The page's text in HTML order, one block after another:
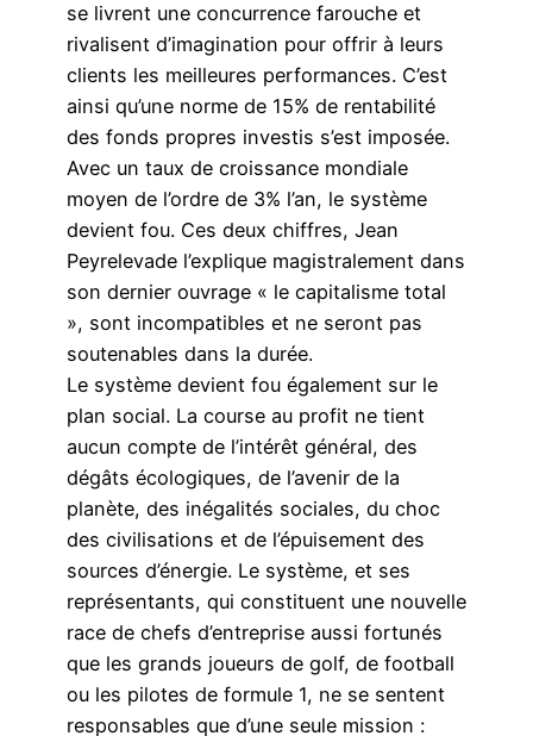
se livrent une concurrence farouche et
rivalisent d’imagination pour offrir à leurs
clients les meilleures performances. C’est
ainsi qu’une norme de 15% de rentabilité
des fonds propres investis s’est imposée.
Avec un taux de croissance mondiale
moyen de l’ordre de 3% l’an, le système
devient fou. Ces deux chiffres, Jean
Peyrelevade l’explique magistralement dans
son dernier ouvrage « le capitalisme total
», sont incompatibles et ne seront pas
soutenables dans la durée.
Le système devient fou également sur le
plan social. La course au profit ne tient
aucun compte de l’intérêt général, des
dégâts écologiques, de l’avenir de la
planète, des inégalités sociales, du choc
des civilisations et de l’épuisement des
sources d’énergie. Le système, et ses
représentants, qui constituent une nouvelle
race de chefs d’entreprise aussi fortunés
que les grands joueurs de golf, de football
ou les pilotes de formule 1, ne se sentent
responsables que d’une seule mission :